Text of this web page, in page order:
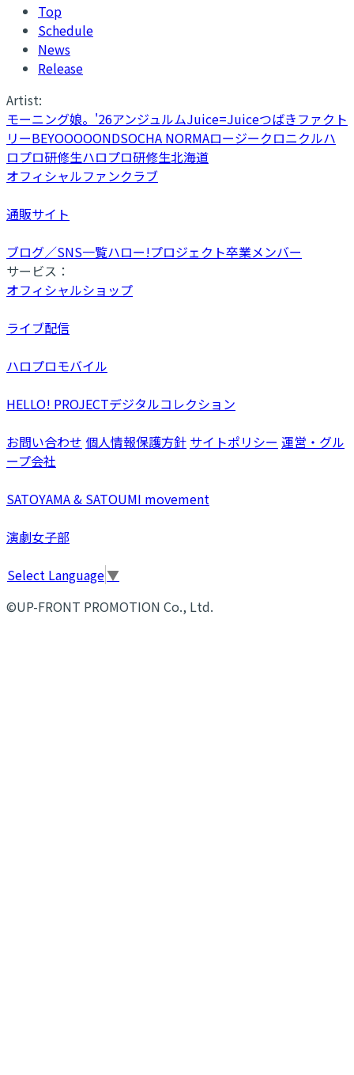
Top
Schedule
News
Release
Artist:
モーニング娘。'26アンジュルムJuice=Juiceつばきファクト
リーBEYOOOOONDSOCHA NORMAロージークロニクルハ
ロプロ研修生ハロプロ研修生北海道
オフィシャルファンクラブ
通販サイト
ブログ／SNS一覧ハロー!プロジェクト卒業メンバー
サービス：
オフィシャルショップ
ライブ配信
ハロプロモバイル
HELLO! PROJECTデジタルコレクション
お問い合わせ 個人情報保護方針 サイトポリシー 運営・グル
ープ会社
SATOYAMA & SATOUMI movement
演劇女子部
Select Language▼
©UP-FRONT PROMOTION Co., Ltd.